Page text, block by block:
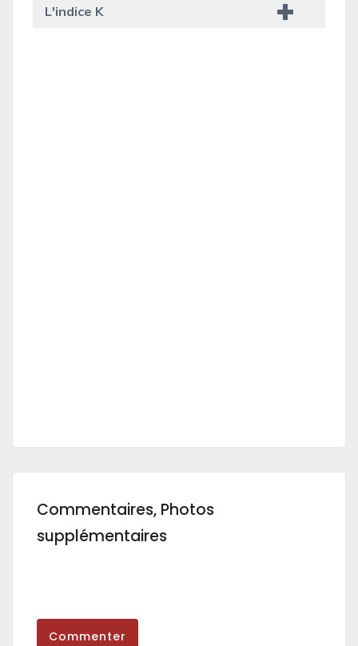
L'indice K
Commentaires, Photos
supplémentaires
Commenter